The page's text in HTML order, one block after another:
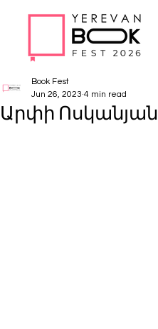
Արփի Ոսկանյան
Book Fest
Jun 26, 2023 4 min read